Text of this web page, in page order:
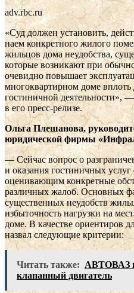
adv.rbc.ru
«Суд должен установить,
наем конкретного жилого
жильцов дома неудобства,
которые возникают при
очевидно повышает
многоквартирном доме
гостиничной деятельности»,
в его пресс-релизе.
Ольга Плешанова,
юридической фирмы
— Сейчас вопрос о
и оказания гостиничных услуг
оценивающим конкретные
различных жалоб. Основных
существенных неудобств
избыточность нагрузки на
доме. В качестве ориентиров
назвал следующие критерии:
Читать также: АВТОВАЗ
клапанный двигатель